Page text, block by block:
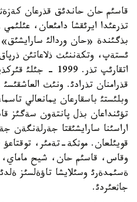
قاسئم حان حاندئق قذرعان
تذرعئدا ايرئقشا دامئعان، عئلئمي
بذگئندة «حان وردالئ
ئستةپ، وتكةننئث ذلاعاتئن
اتقارئپ تذر.
قذرامنان تذرادئ. ونئث
وبلئستئ باسقارعان يمانعالي
تؤئنداعان بذل پانتةون سةگئز
اراسئنا سارايشئقتا جةرلةنگةن
قويئلعان. موثكة-تةمئر،
وقاس، قاسئم حان، شيح
ةسئمدةرئ وسئلايشا تاؤةلسئز
جاثعئردئ.